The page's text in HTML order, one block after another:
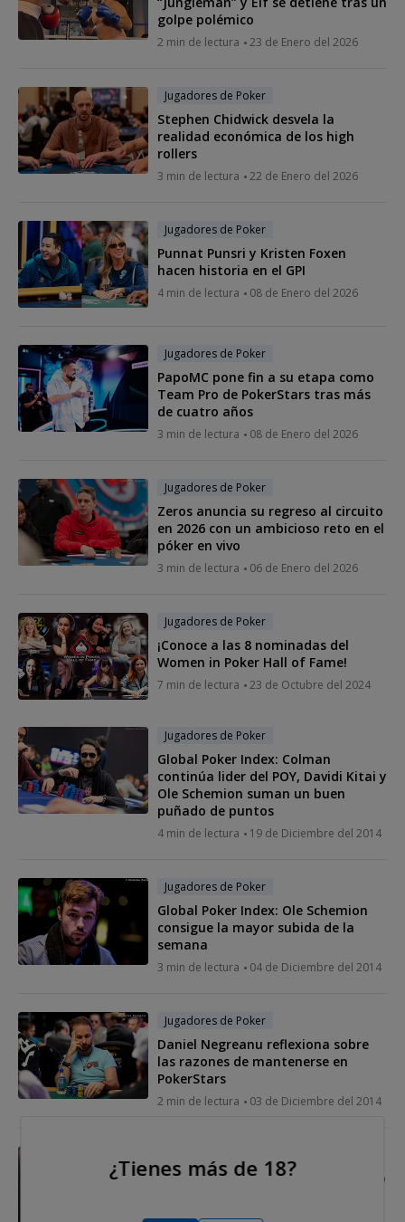
golpe polémico
2 min de lectura 23 de Enero del 2026
Jugadores de Poker
Stephen Chidwick desvela la
realidad económica de los high
rollers
3 min de lectura 22 de Enero del 2026
Jugadores de Poker
Punnat Punsri y Kristen Foxen
hacen historia en el GPI
4 min de lectura 08 de Enero del 2026
Jugadores de Poker
PapoMC pone fin a su etapa como
Team Pro de PokerStars tras más
de cuatro años
3 min de lectura 08 de Enero del 2026
Jugadores de Poker
Zeros anuncia su regreso al circuito
en 2026 con un ambicioso reto en el
póker en vivo
3 min de lectura 06 de Enero del 2026
Jugadores de Poker
¡Conoce a las 8 nominadas del
Women in Poker Hall of Fame!
7 min de lectura 23 de Octubre del 2024
Jugadores de Poker
Global Poker Index: Colman
continúa lider del POY, Davidi Kitai y
Ole Schemion suman un buen
puñado de puntos
4 min de lectura 19 de Diciembre del 2014
Jugadores de Poker
Global Poker Index: Ole Schemion
consigue la mayor subida de la
semana
3 min de lectura 04 de Diciembre del 2014
Jugadores de Poker
Daniel Negreanu reflexiona sobre
las razones de mantenerse en
PokerStars
2 min de lectura 03 de Diciembre del 2014
Vicente Delgado: "Cada día aprendo
13 min de lectura
02 de Diciembre del
¿Tienes más de 18?